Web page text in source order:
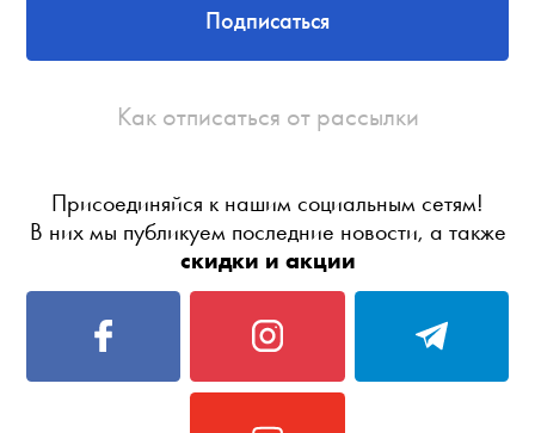
Подписаться
Как отписаться от рассылки
Присоединяйся к нашим социальным сетям!
В них мы публикуем последние новости, а также
скидки и акции